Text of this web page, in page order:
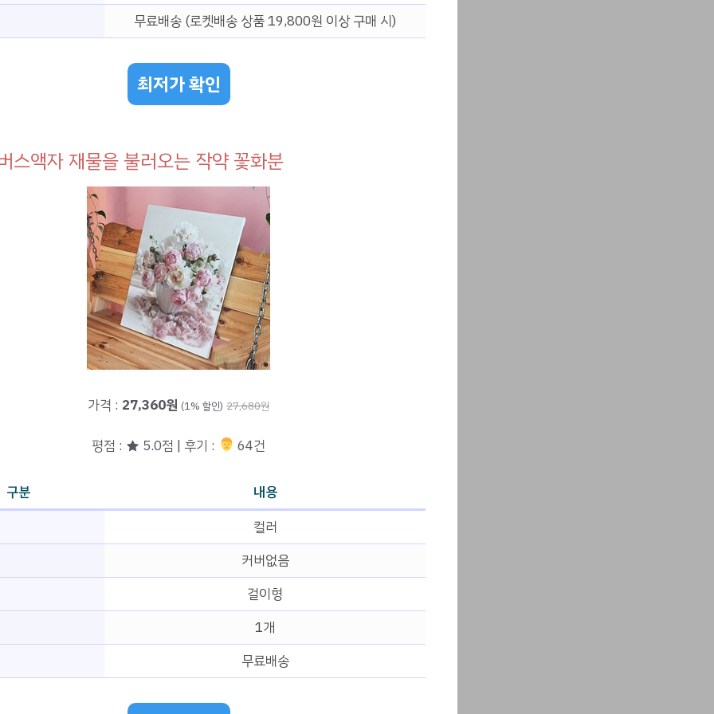
무료배송 (로켓배송 상품 19,800원 이상 구매 시)
최저가 확인
스액자 재물을 불러오는 작약 꽃화분
가격 : 27,360원 (1% 할인) 27,680원
평점 : ★ 5.0점 | 후기 : ‍‍ 64건
구분
내용
컬러
커버없음
걸이형
1개
무료배송